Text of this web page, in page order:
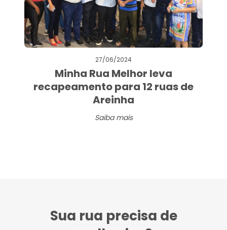
27/06/2024
Minha Rua Melhor leva
recapeamento para 12 ruas de
Areinha
Saiba mais
Sua rua precisa de